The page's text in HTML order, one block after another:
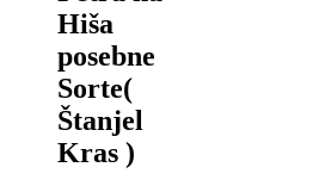
Hiša
posebne
Sorte(
Štanjel
Kras )